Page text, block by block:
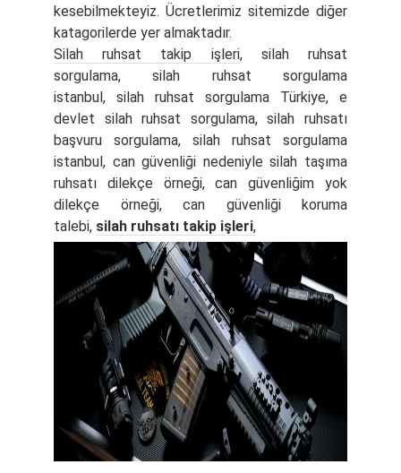
kesebilmekteyiz. Ücretlerimiz sitemizde diğer
katagorilerde yer almaktadır.
Silah ruhsat takip işleri, silah ruhsat
sorgulama, silah ruhsat sorgulama
istanbul, silah ruhsat sorgulama Türkiye, e
devlet silah ruhsat sorgulama, silah ruhsatı
başvuru sorgulama, silah ruhsat sorgulama
istanbul, can güvenliği nedeniyle silah taşıma
ruhsatı dilekçe örneği, can güvenliğim yok
dilekçe örneği, can güvenliği koruma
talebi, silah ruhsatı takip işleri,